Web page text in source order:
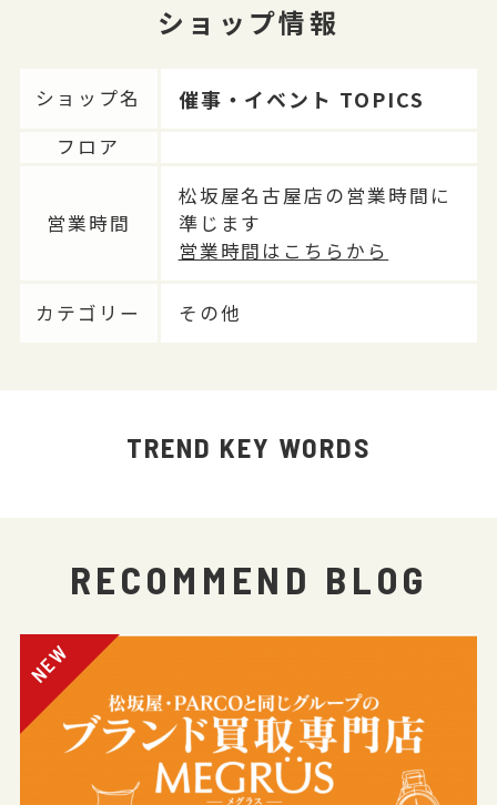
ショップ情報
ショップ名 催事・イベント TOPICS
フロア
営業時間
松坂屋名古屋店の営業時間に
準じます
営業時間はこちらから
カテゴリー その他
TREND KEY WORDS
RECOMMEND BLOG